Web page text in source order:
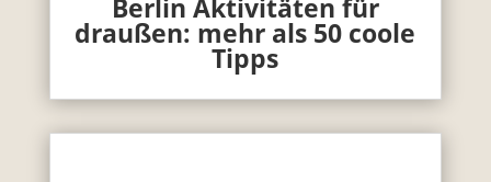
Berlin Aktivitäten für
draußen: mehr als 50 coole
Tipps